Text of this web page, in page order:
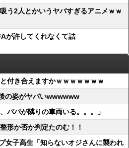
う2人とかいうヤバすぎるアニメｗｗ
が許してくれなくて詰
付き合えますかｗｗｗｗｗｗｗ
の姿がヤバいwwwwww
パパが隣りの車両いる。。。」
形か否か判定たのむ！！
女子高生「知らないオジさんに襲われ